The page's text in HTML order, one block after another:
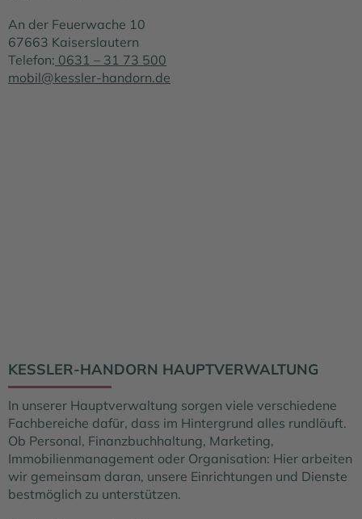
An der Feuerwache 10
67663 Kaiserslautern
Telefon: 0631 – 31 73 500
mobil@kessler-handorn.de
KESSLER-HANDORN HAUPTVERWALTUNG
In unserer Hauptverwaltung sorgen viele verschiedene
Fachbereiche dafür, dass im Hintergrund alles rundläuft.
Ob Personal, Finanzbuchhaltung, Marketing,
Immobilienmanagement oder Organisation: Hier arbeiten
wir gemeinsam daran, unsere Einrichtungen und Dienste
bestmöglich zu unterstützen.